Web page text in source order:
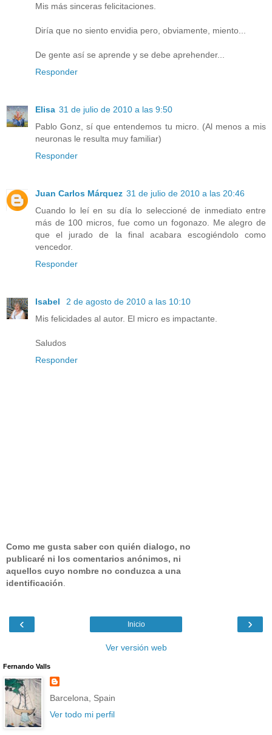
Mis más sinceras felicitaciones.
Diría que no siento envidia pero, obviamente, miento...
De gente así se aprende y se debe aprehender...
Responder
Elisa 31 de julio de 2010 a las 9:50
Pablo Gonz, sí que entendemos tu micro. (Al menos a mis
neuronas le resulta muy familiar)
Responder
Juan Carlos Márquez 31 de julio de 2010 a las 20:46
Cuando lo leí en su día lo seleccioné de inmediato entre
más de 100 micros, fue como un fogonazo. Me alegro de
que el jurado de la final acabara escogiéndolo como
vencedor.
Responder
Isabel
2 de agosto de 2010 a las 10:10
Mis felicidades al autor. El micro es impactante.
Saludos
Responder
Como me gusta saber con quién dialogo, no
publicaré ni los comentarios anónimos, ni
aquellos cuyo nombre no conduzca a una
identificación.
‹ ›
Inicio
Ver versión web
Fernando Valls
Barcelona, Spain
Ver todo mi perfil